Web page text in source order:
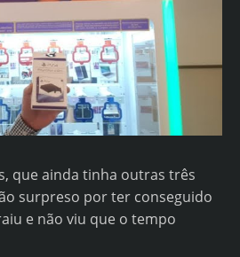
que ainda tinha outras três
surpreso por ter conseguido
e não viu que o tempo